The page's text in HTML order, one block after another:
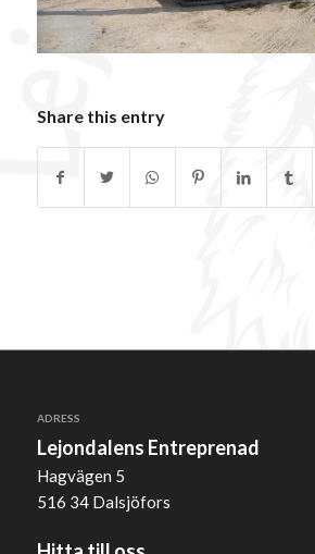
Share this entry
ADRESS
Lejondalens Entreprenad
Hagvägen 5
516 34 Dalsjöfors